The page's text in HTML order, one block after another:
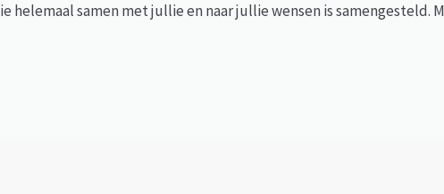
samen met jullie en naar jullie wensen is samengesteld.